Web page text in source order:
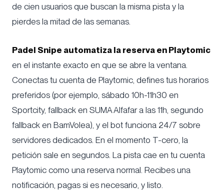
de cien usuarios que buscan la misma pista y la
pierdes la mitad de las semanas.
Padel Snipe automatiza la reserva en Playtomic
en el instante exacto en que se abre la ventana.
Conectas tu cuenta de Playtomic, defines tus horarios
preferidos (por ejemplo, sábado 10h-11h30 en
Sportcity, fallback en SUMA Alfafar a las 11h, segundo
fallback en BamVolea), y el bot funciona 24/7 sobre
servidores dedicados. En el momento T-cero, la
petición sale en segundos. La pista cae en tu cuenta
Playtomic como una reserva normal. Recibes una
notificación, pagas si es necesario, y listo.